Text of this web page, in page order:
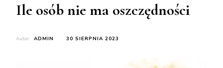
Ile osób nie ma oszczędności
Autor: ADMIN 30 SIERPNIA 2023